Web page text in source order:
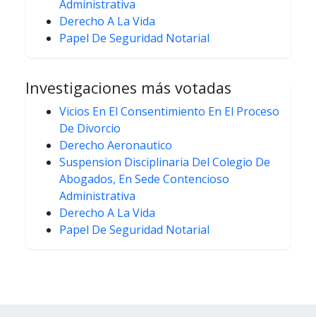
Administrativa
Derecho A La Vida
Papel De Seguridad Notarial
Investigaciones más votadas
Vicios En El Consentimiento En El Proceso
De Divorcio
Derecho Aeronautico
Suspension Disciplinaria Del Colegio De
Abogados, En Sede Contencioso
Administrativa
Derecho A La Vida
Papel De Seguridad Notarial